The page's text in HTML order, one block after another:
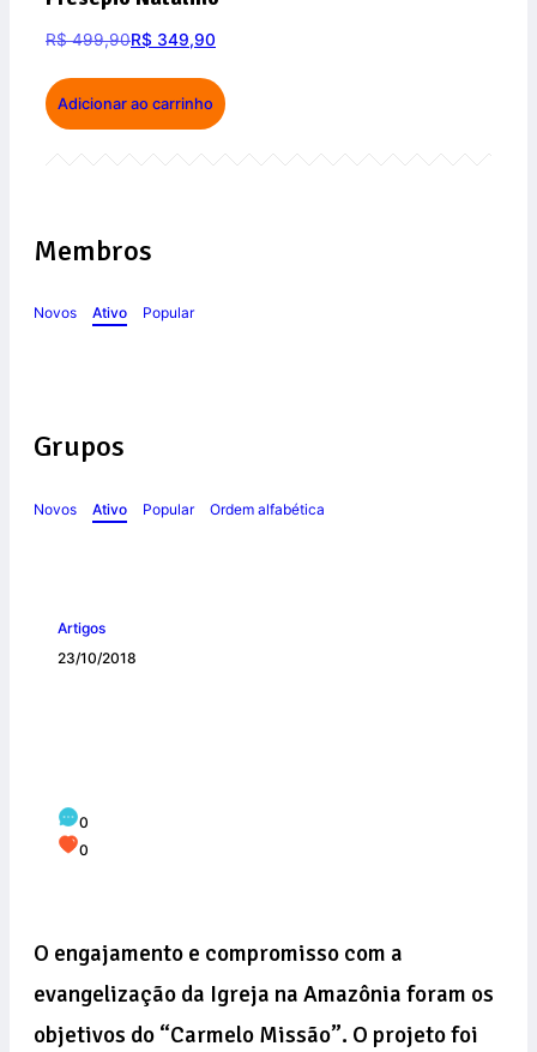
R$499,90R$ 349,90
Adicionar ao carrinho
Membros
Novos Ativo Popular
Grupos
Novos Ativo Popular Ordem alfabética
Artigos
23/10/2018
0
0
O engajamento e compromisso com a
evangelização da Igreja na Amazônia foram os
objetivos do “Carmelo Missão”. O projeto foi